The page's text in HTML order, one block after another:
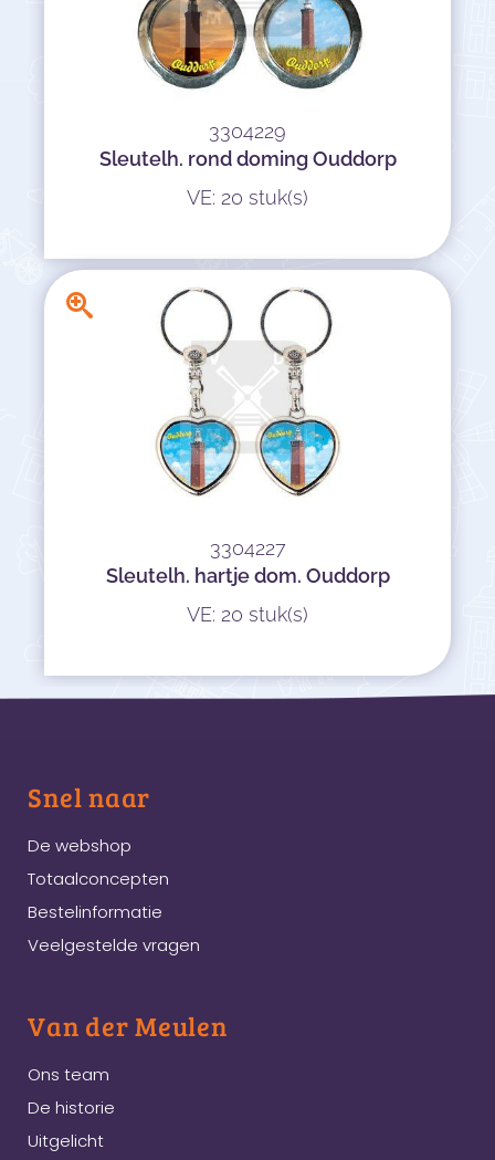
3304229
Sleutelh. rond doming Ouddorp
VE: 20 stuk(s)
3304227
Sleutelh. hartje dom. Ouddorp
VE: 20 stuk(s)
Snel naar
De webshop
Totaalconcepten
Bestelinformatie
Veelgestelde vragen
Van der Meulen
Ons team
De historie
Uitgelicht